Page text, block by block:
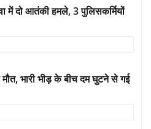
में दो आतंकी हमले, 3 पुलिसकर्मियों
मौत, भारी भीड़ के बीच दम घुटने से गई